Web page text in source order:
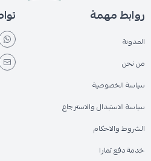
روابط مهمة
المدونة
من نحن
سياسة الخصوصية
سياسة الاستبدال والاسترجاع
الشروط والاحكام
خدمة دفع تمارا